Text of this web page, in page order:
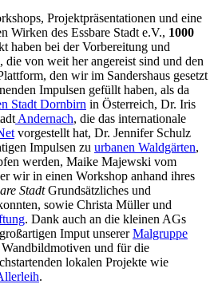
Projektpräsentationen und eine
Wirken des Essbare Stadt e.V., 1000
haben bei der Vorbereitung und
von weit her angereist sind und den
den wir im Sandershaus gesetzt
Impulsen gefüllt haben, als da
Stadt Dornbirn in Österreich, Dr. Iris
Andernach, die das internationale
vorgestellt hat, Dr. Jennifer Schulz
Impulsen zu urbanen Waldgärten,
werden, Maike Majewski vom
wir in einen Workshop anhand ihres
StadtGrundsätzliches und
sowie Christa Müller und
. Dank auch an die kleinen AGs
Imput unsererMalgruppe
und für die
lokalen Projekte wie
.